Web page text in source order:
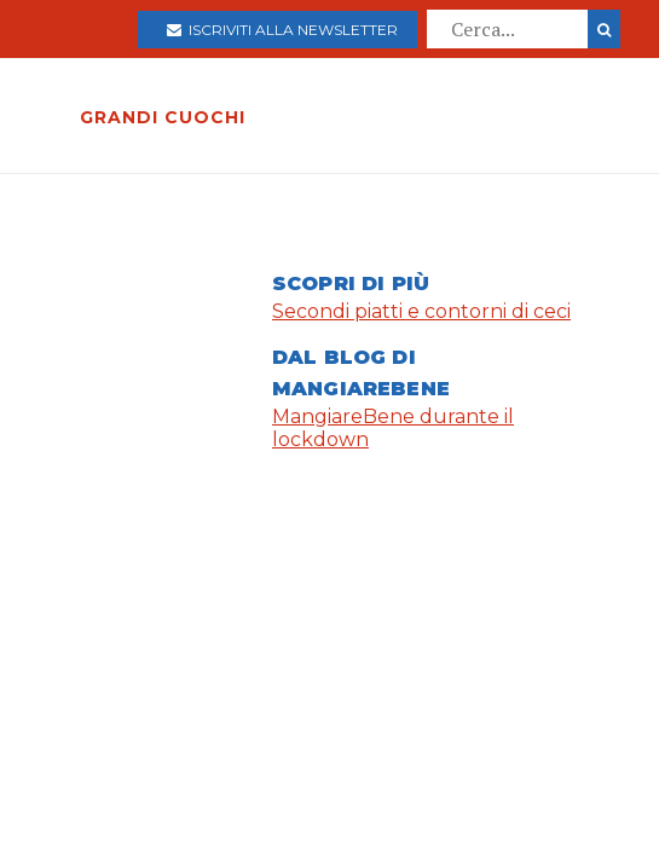
ISCRIVITI ALLA NEWSLETTER
GRANDI CUOCHI
SCOPRI DI PIÙ
Secondi piatti e contorni di ceci
DAL BLOG DI
MANGIAREBENE
MangiareBene durante il
lockdown